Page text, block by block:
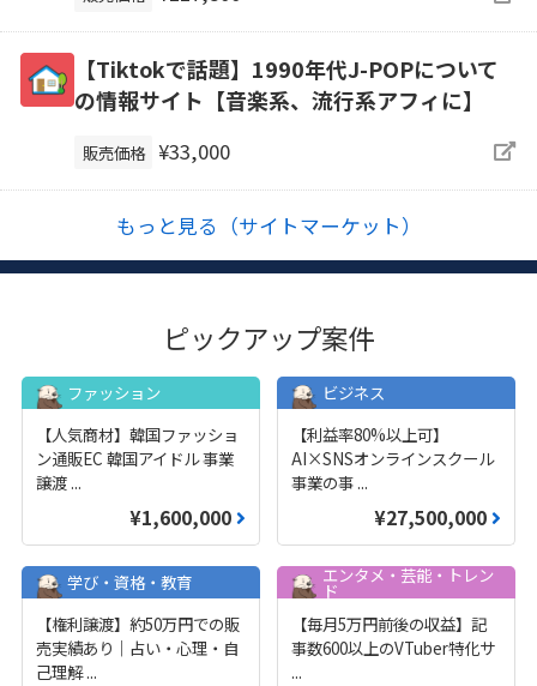
【Tiktokで話題】1990年代J-POPについて
の情報サイト【音楽系、流行系アフィに】
販売価格 ¥33,000
もっと見る（サイトマーケット）
ピックアップ案件
ファッション
【人気商材】韓国ファッショ
ン通販EC 韓国アイドル 事業
譲渡 ...
¥1,600,000
ビジネス
【利益率80%以上可】
AI×SNSオンラインスクール
事業の事 ...
¥27,500,000
学び・資格・教育
【権利譲渡】約50万円での販
売実績あり｜占い・心理・自
己理解...
エンタメ・芸能・トレン
ド
【毎月5万円前後の収益】記
事数600以上のVTuber特化サ
...